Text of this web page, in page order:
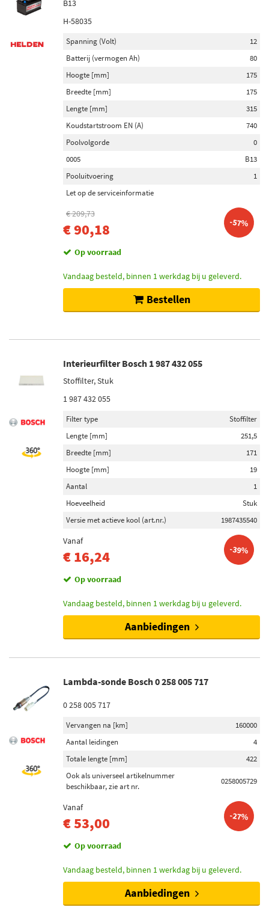
5W-30 (6)
75W-80 (3)
Spanning (Volt)
Inbouwplaats
Achter de as (117)
Voor de as (107)
Vooras (66)
Lambdasonde
Regelsonde (12)
Schroefdraad vooraf ingevet (8)
Toon meer
Nominaal vermogen [W]
21 (23)
Laadstroom [A]
Batterij (vermogen Ah)
50 (7)
4 (1)
Gasdruk (3)
Oliedruk (1)
Startmotor vermogen (kw)
B13
H-58035
Spanning (Volt)
12
Batterij (vermogen Ah)
80
Hoogte [mm]
175
Breedte [mm]
175
Lengte [mm]
315
Koudstartstroom EN (A)
740
Poolvolgorde
0
0005
B13
Pooluitvoering
1
Let op de serviceinformatie
€ 209,73
€ 90,18 -57%
Op voorraad
Vandaag besteld, binnen 1 werkdag bij u geleverd.
Bestellen
Interieurfilter Bosch 1 987 432 055
Stoffilter, Stuk
1 987 432 055
Filter type
Stoffilter
Lengte [mm]
251,5
Breedte [mm]
171
Hoogte [mm]
19
Aantal
1
Hoeveelheid
Stuk
Versie met actieve kool (art.nr.)
1987435540
Vanaf
€ 16,24 -39%
Op voorraad
Vandaag besteld, binnen 1 werkdag bij u geleverd.
Aanbiedingen
Lambda-sonde Bosch 0 258 005 717
0 258 005 717
Vervangen na [km]
160000
Aantal leidingen
4
Totale lengte [mm]
422
Ook als universeel artikelnummer
beschikbaar, zie art nr.
0258005729
Vanaf
€ 53,00 -27%
Op voorraad
Vandaag besteld, binnen 1 werkdag bij u geleverd.
Aanbiedingen